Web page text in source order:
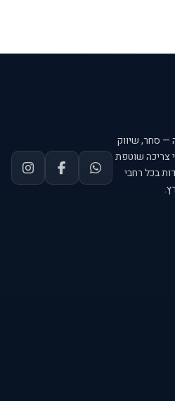
— סחר, שיווק
צריכה שוטפת
בכל רחבי